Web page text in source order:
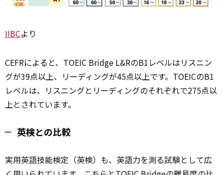
IIBCより
CEFRによると、TOEIC Bridge L&RのB1レベルはリスニン
グが39点以上、リーディングが45点以上です。TOEICのB1
レベルは、リスニングとリーディングのそれぞれで275点以
上とされています。
英検との比較
実用英語技能検定（英検）も、英語力を測る試験として広